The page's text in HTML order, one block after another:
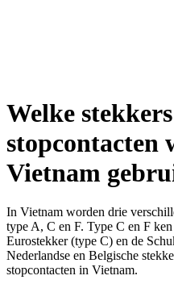
Welke
stopcontacten
Vietnam
In Vietnam worden drie
type A, C en F. Type C en F
Eurostekker (type C) en de
Nederlandse en Belgische
stopcontacten in Vietnam.